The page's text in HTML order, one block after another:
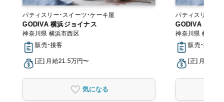
パティスリー・スイーツ・ケーキ屋
GODIVA 横浜ジョイナス
神奈川県 横浜市西区
販売・接客
[正] 月給21.5万円〜
気になる
パティスリー・ス
GODIVA コー
神奈川県 横須賀
販売・接客
[正] 月給